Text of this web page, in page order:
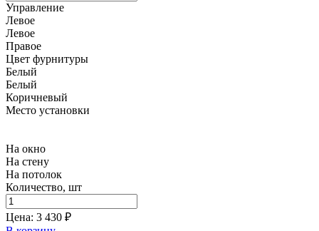
Управление
Левое
Левое
Правое
Цвет фурнитуры
Белый
Белый
Коричневый
Место установки
На окно
На стену
На потолок
Количество, шт
Цена: 3 430 ₽